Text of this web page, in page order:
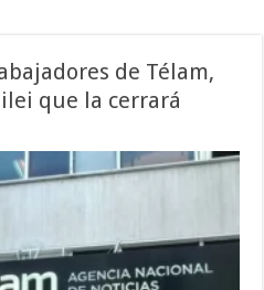
de Télam,
que la cerrará